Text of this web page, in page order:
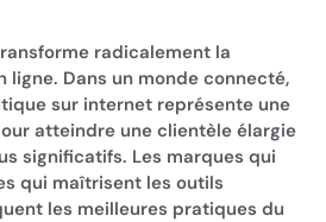
radicalement la
ligne. Dans un monde connecté,
sur internet représente une
atteindre une clientèle élargie
significatifs. Les marques qui
qui maîtrisent les outils
les meilleures pratiques du